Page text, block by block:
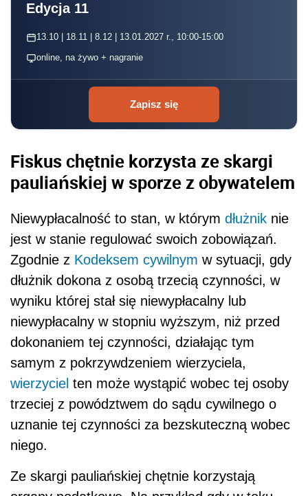
Edycja 11
13.10 | 18.11 | 8.12 | 13.01.2027 r., 10:00-15:00
online, na żywo + nagranie
Zapisz się
Fiskus chętnie korzysta ze skargi
pauliańskiej w sporze z obywatelem
Niewypłacalność to stan, w którym dłużnik nie
jest w stanie regulować swoich zobowiązań.
Zgodnie z Kodeksem cywilnym w sytuacji, gdy
dłużnik dokona z osobą trzecią czynności, w
wyniku której stał się niewypłacalny lub
niewypłacalny w stopniu wyższym, niż przed
dokonaniem tej czynności, działając tym
samym z pokrzywdzeniem wierzyciela,
wierzyciel ten może wystąpić wobec tej osoby
trzeciej z powództwem do sądu cywilnego o
uznanie tej czynności za bezskuteczną wobec
niego.
Ze skargi pauliańskiej chętnie korzystają